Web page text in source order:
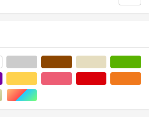
色系
ゴールド/金色系マルチカラー